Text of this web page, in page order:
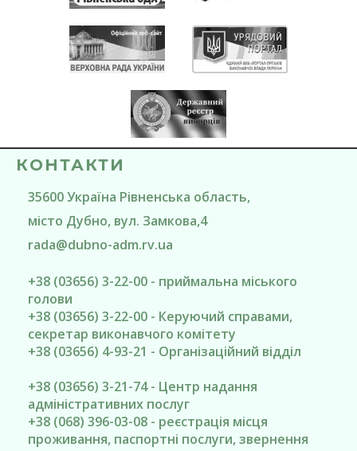
КОНТАКТИ
35600Україна Рівненська область,
місто Дубно, вул. Замкова,4
rada@dubno-adm.rv.ua
+38 (03656) 3-22-00 - приймальна міського
голови
+38 (03656) 3-22-00 - Керуючий справами,
секретар виконавчого комітету
+38 (03656) 4-93-21 - Організаційний відділ
+38 (03656) 3-21-74 - Центр надання
адміністративних послуг
+38 (068) 396-03-08 - реєстрація місця
проживання, паспортні послуги, звернення